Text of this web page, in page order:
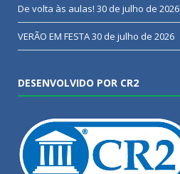
De volta às aulas! 30 de julho de 2026
VERÃO EM FESTA30 de julho de 2026
DESENVOLVIDO POR CR2